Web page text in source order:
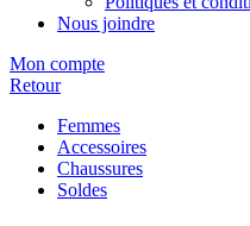
Nous joindre
Mon compte
Retour
Femmes
Accessoires
Chaussures
Soldes